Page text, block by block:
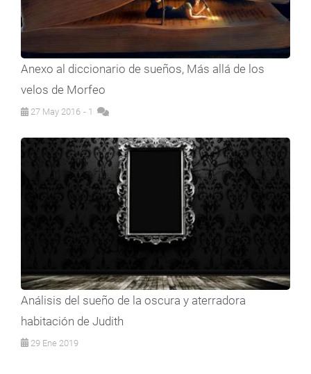
Anexo al diccionario de sueños, Más allá de los
velos de Morfeo
27 May 2016 - 1
Análisis del sueño de la oscura y aterradora
habitación de Judith
29 Ene 2019